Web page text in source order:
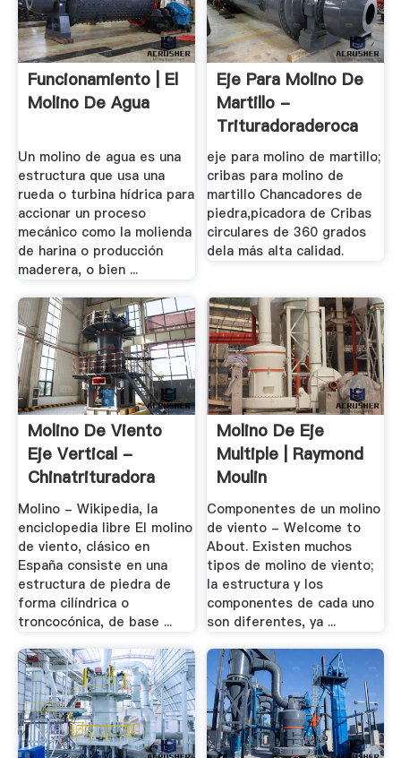
Funcionamiento | El
Molino De Agua
Un molino de agua es una
estructura que usa una
rueda o turbina hídrica para
accionar un proceso
mecánico como la molienda
de harina o producción
maderera, o bien ...
Eje Para Molino De
Martillo -
Trituradoraderoca
eje para molino de martillo;
cribas para molino de
martillo Chancadores de
piedra,picadora de Cribas
circulares de 360 grados
dela más alta calidad.
Molino De Viento
Eje Vertical -
Chinatrituradora
Molino - Wikipedia, la
enciclopedia libre El molino
de viento, clásico en
España consiste en una
estructura de piedra de
forma cilíndrica o
troncocónica, de base ...
Molino De Eje
Multiple | Raymond
Moulin
Componentes de un molino
de viento - Welcome to
About. Existen muchos
tipos de molino de viento;
la estructura y los
componentes de cada uno
son diferentes, ya ...